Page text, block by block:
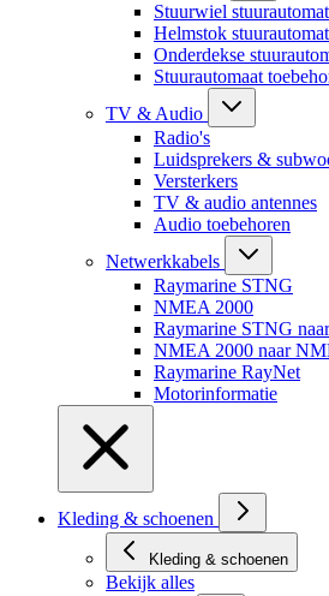
Stuurwiel
Helmstok
Onderdekse
Stuurautomaat
TV & Audio
Radio's
Luidsprekers &
Versterkers
TV & audio antennes
Audio toebehoren
Netwerkkabels
Raymarine STNG
NMEA 2000
Raymarine STNG
NMEA 2000 naar
Raymarine RayNet
Motorinformatie
Kleding & schoenen
Kleding & schoenen
Bekijk alles